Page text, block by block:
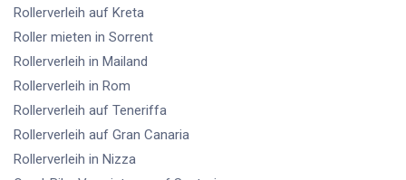
Rollerverleih auf Kreta
Roller mieten in Sorrent
Rollerverleih in Mailand
Rollerverleih in Rom
Rollerverleih auf Teneriffa
Rollerverleih auf Gran Canaria
Rollerverleih in Nizza